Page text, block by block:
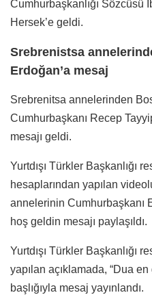
Cumhurbaşkanlığı Sözcüsü
Hersek’e geldi.
Srebrenistsa
Erdoğan’a mesaj
Srebrenitsa annelerinden
Cumhurbaşkanı Recep
mesajı geldi.
Yurtdışı Türkler Başkanlığı
hesaplarından yapılan
annelerinin Cumhurbaşkanı
hoş geldin mesajı paylaşıldı.
Yurtdışı Türkler Başkanlığı
yapılan açıklamada, “Dua
başlığıyla mesaj yayınlandı.